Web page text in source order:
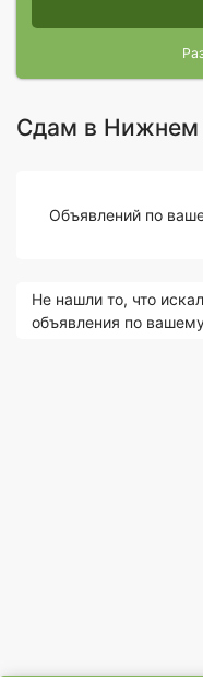
Сдам в Нижнем
Объявлений по
Не нашли то, что
объявления по